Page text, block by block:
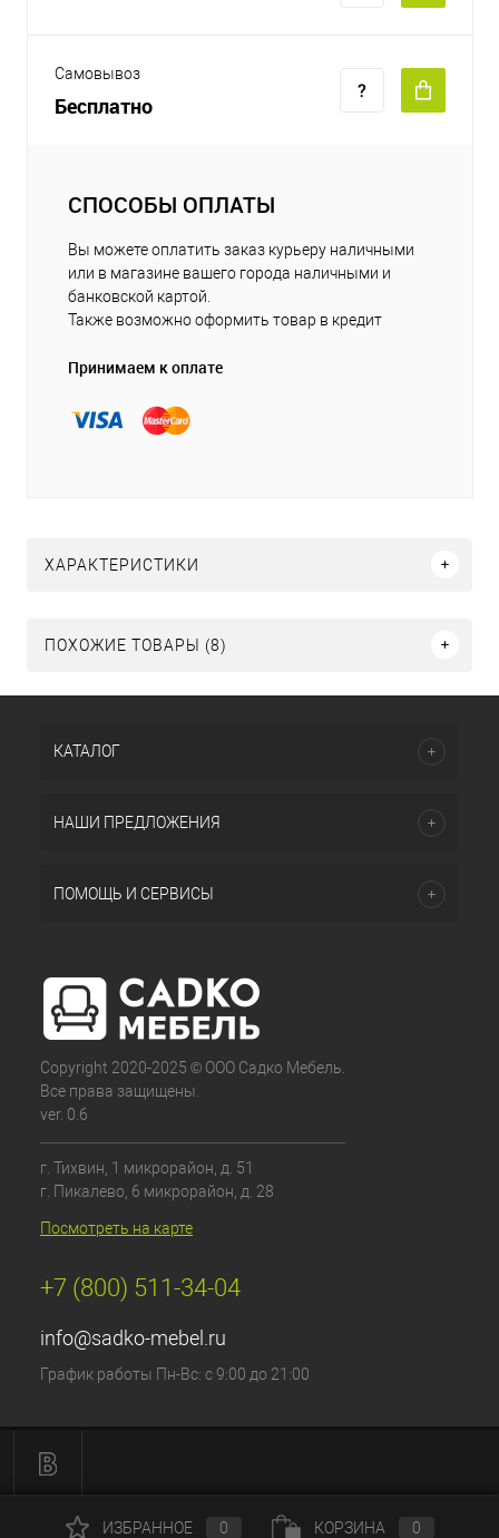
Самовывоз
Бесплатно
СПОСОБЫ ОПЛАТЫ
Вы можете оплатить заказ курьеру наличными
или в магазине вашего города наличными и
банковской картой.
Также возможно оформить товар в кредит
Принимаем к оплате
ХАРАКТЕРИСТИКИ
ПОХОЖИЕ ТОВАРЫ (8)
КАТАЛОГ
НАШИ ПРЕДЛОЖЕНИЯ
ПОМОЩЬ И СЕРВИСЫ
Copyright 2020-2025 © ООО Садко Мебель.
Все права защищены.
ver. 0.6
г. Тихвин, 1 микрорайон, д. 51
г. Пикалево, 6 микрорайон, д. 28
Посмотреть на карте
+7 (800) 511-34-04
info@sadko-mebel.ru
График работы Пн-Вс: с 9:00 до 21:00
ИЗБРАННОЕ 0 КОРЗИНА 0